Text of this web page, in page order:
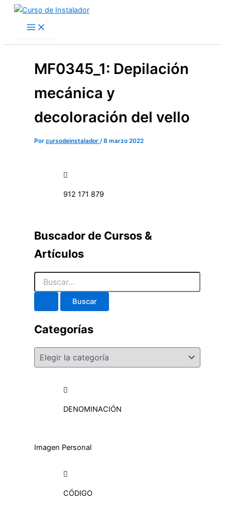
contenido
MF0345_1: Depilación
mecánica y
decoloración del vello
Por cursodeinstalador /8 marzo 2022
912 171 879
Buscador de Cursos &
Artículos
por:
Categorías
DENOMINACIÓN
Imagen Personal
CÓDIGO